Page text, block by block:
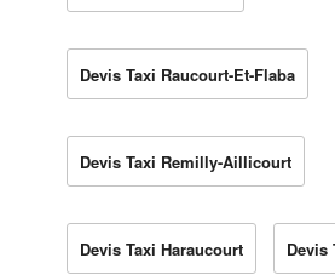
Devis Taxi Raucourt-Et-Flaba
Devis Taxi Remilly-Aillicourt
Devis Taxi Haraucourt Devis